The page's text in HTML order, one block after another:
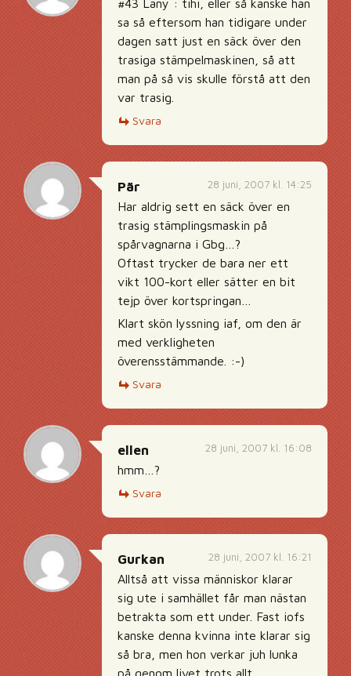
#43 Lany : tihi, eller så kanske han
sa så eftersom han tidigare under
dagen satt just en säck över den
trasiga stämpelmaskinen, så att
man på så vis skulle förstå att den
var trasig.
Svara
28 juni, 2007 kl. 14:25
Pär
Har aldrig sett en säck över en
trasig stämplingsmaskin på
spårvagnarna i Gbg…?
Oftast trycker de bara ner ett
vikt 100-kort eller sätter en bit
tejp över kortspringan…
Klart skön lyssning iaf, om den är
med verkligheten
överensstämmande. :-)
Svara
28 juni, 2007 kl. 16:08
ellen
hmm…?
Svara
28 juni, 2007 kl. 16:21
Gurkan
Alltså att vissa människor klarar
sig ute i samhället får man nästan
betrakta som ett under. Fast iofs
kanske denna kvinna inte klarar sig
så bra, men hon verkar juh lunka
på genom livet trots allt…